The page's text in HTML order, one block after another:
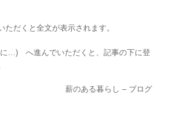
ただくと全文が表示されます。
…) へ進んでいただくと、記事の下に登
薪のある暮らし – ブログ